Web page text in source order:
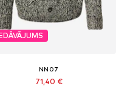
NN07
71,40 €